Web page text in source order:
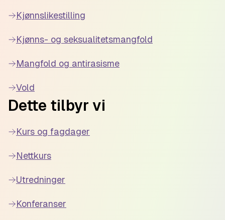
Kjønnslikestilling
Kjønns- og seksualitetsmangfold
Mangfold og antirasisme
Vold
Dette tilbyr vi
Kurs og fagdager
Nettkurs
Utredninger
Konferanser